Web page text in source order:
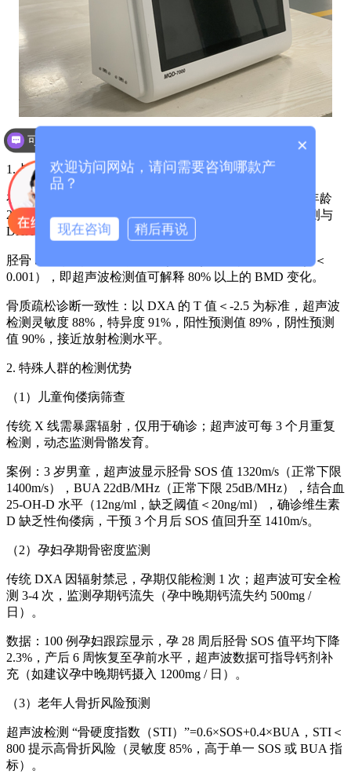
三、临床验证：无辐射下的精准度革命
1. 与金标准的一致性对比
在三甲医院开展的多中心研究中，选取 200 例受试者（年龄
20-80 岁，含 50 例骨质疏松患者），同时进行超声波检测与
DXA（双能 X 线）检测，结果显示：
胫骨 SOS 值与 DXA 骨密度（BMD）相关性：r=0.89（P＜
0.001），即超声波检测值可解释 80% 以上的 BMD 变化。
骨质疏松诊断一致性：以 DXA 的 T 值＜-2.5 为标准，超声波
检测灵敏度 88%，特异度 91%，阳性预测值 89%，阴性预测
值 90%，接近放射检测水平。
2. 特殊人群的检测优势
（1）儿童佝偻病筛查
传统 X 线需暴露辐射，仅用于确诊；超声波可每 3 个月重复
检测，动态监测骨骼发育。
案例：3 岁男童，超声波显示胫骨 SOS 值 1320m/s（正常下限
1400m/s），BUA 22dB/MHz（正常下限 25dB/MHz），结合血
25-OH-D 水平（12ng/ml，缺乏阈值＜20ng/ml），确诊维生素
D 缺乏性佝偻病，干预 3 个月后 SOS 值回升至 1410m/s。
（2）孕妇孕期骨密度监测
传统 DXA 因辐射禁忌，孕期仅能检测 1 次；超声波可安全检
测 3-4 次，监测孕期钙流失（孕中晚期钙流失约 500mg /
日）。
数据：100 例孕妇跟踪显示，孕 28 周后胫骨 SOS 值平均下降
2.3%，产后 6 周恢复至孕前水平，超声波数据可指导钙剂补
充（如建议孕中晚期钙摄入 1200mg / 日）。
（3）老年人骨折风险预测
超声波检测 “骨硬度指数（STI）”=0.6×SOS+0.4×BUA，STI＜
800 提示高骨折风险（灵敏度 85%，高于单一 SOS 或 BUA 指
标）。
可以介绍下你们的产品么？
你们是怎么收费的呢？ ×
欢迎访问网站，请问需要咨询哪款产
品？
现在咨询 稍后再说